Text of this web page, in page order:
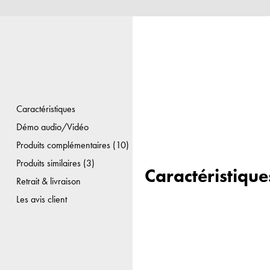
Caractéristiques
Démo audio/Vidéo
Produits complémentaires (10)
Produits similaires (3)
Retrait & livraison
Les avis client